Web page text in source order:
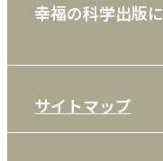
雑誌
CD
DVD・ブル
利用規約
特定商取
プライバシ
幸福の科学出版
メディア・
サイトマップ